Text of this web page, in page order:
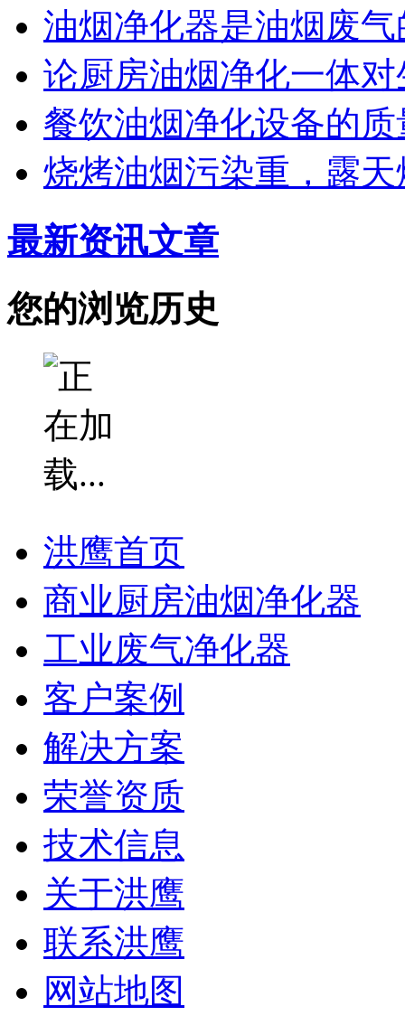
油烟净化器是油烟废
论厨房油烟净化一体
餐饮油烟净化设备的
烧烤油烟污染重，露
最新资讯文章
您的浏览历史
洪鹰首页
商业厨房油烟净化器
工业废气净化器
客户案例
解决方案
荣誉资质
技术信息
关于洪鹰
联系洪鹰
网站地图